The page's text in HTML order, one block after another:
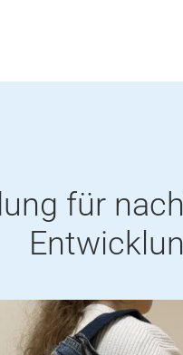
für